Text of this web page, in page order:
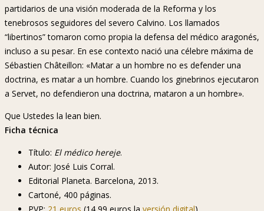
partidarios de una visión moderada de la Reforma y los
tenebrosos seguidores del severo Calvino. Los llamados
“libertinos” tomaron como propia la defensa del médico aragonés,
incluso a su pesar. En ese contexto nació una célebre máxima de
Sébastien Châteillon: «Matar a un hombre no es defender una
doctrina, es matar a un hombre. Cuando los ginebrinos ejecutaron
a Servet, no defendieron una doctrina, mataron a un hombre».
Que Ustedes la lean bien.
Ficha técnica
Título: El médico hereje.
Autor: José Luis Corral.
Editorial Planeta. Barcelona, 2013.
Cartoné, 400 páginas.